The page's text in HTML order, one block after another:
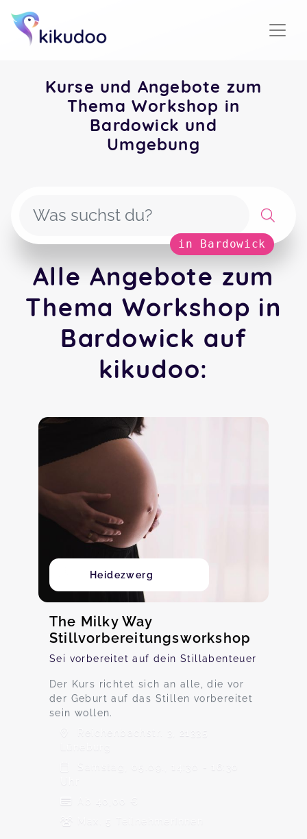
Kurse und Angebote zum
Thema Workshop in
Bardowick und
Umgebung
in Bardowick
Alle Angebote zum
Thema Workshop in
Bardowick auf
kikudoo:
Heidezwerg
The Milky Way
Stillvorbereitungsworkshop
Sei vorbereitet auf dein Stillabenteuer
Der Kurs richtet sich an alle, die vor
der Geburt auf das Stillen vorbereitet
sein wollen.
Reichenbachstr. 3, 21335
Samstag, 05.09., 14:30 - 16:30
Ab 40,00 €
Max. 5 TeilnehmerInnen